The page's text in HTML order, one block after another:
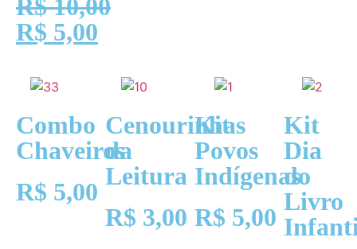
R$10,00
R$ 5,00
Combo
Chaveiros
R$ 5,00
Cenourinhas
da
Leitura
R$ 3,00
Kit
Povos
Indígenas
R$ 5,00
Kit
Dia
do
Livro